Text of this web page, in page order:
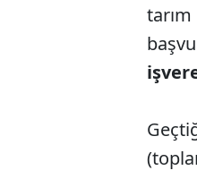
tarım